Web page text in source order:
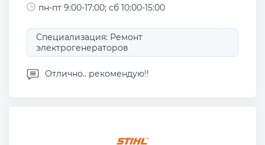
пн-пт 9:00-17:00; сб 10:00-15:00
Специализация: Ремонт
электрогенераторов
Отлично.. рекомендую!!